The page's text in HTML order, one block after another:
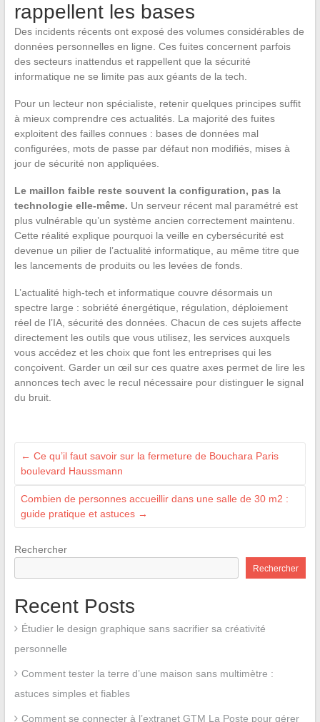
rappellent les bases
Des incidents récents ont exposé des volumes considérables de
données personnelles en ligne. Ces fuites concernent parfois
des secteurs inattendus et rappellent que la sécurité
informatique ne se limite pas aux géants de la tech.
Pour un lecteur non spécialiste, retenir quelques principes suffit
à mieux comprendre ces actualités. La majorité des fuites
exploitent des failles connues : bases de données mal
configurées, mots de passe par défaut non modifiés, mises à
jour de sécurité non appliquées.
Le maillon faible reste souvent la configuration, pas la
technologie elle-même. Un serveur récent mal paramétré est
plus vulnérable qu’un système ancien correctement maintenu.
Cette réalité explique pourquoi la veille en cybersécurité est
devenue un pilier de l’actualité informatique, au même titre que
les lancements de produits ou les levées de fonds.
L’actualité high-tech et informatique couvre désormais un
spectre large : sobriété énergétique, régulation, déploiement
réel de l’IA, sécurité des données. Chacun de ces sujets affecte
directement les outils que vous utilisez, les services auxquels
vous accédez et les choix que font les entreprises qui les
conçoivent. Garder un œil sur ces quatre axes permet de lire les
annonces tech avec le recul nécessaire pour distinguer le signal
du bruit.
← Ce qu’il faut savoir sur la fermeture de Bouchara Paris
boulevard Haussmann
Combien de personnes accueillir dans une salle de 30 m2 :
guide pratique et astuces →
Rechercher
Rechercher
Recent Posts
Étudier le design graphique sans sacrifier sa créativité
personnelle
Comment tester la terre d’une maison sans multimètre :
astuces simples et fiables
Comment se connecter à l’extranet GTM La Poste pour gérer